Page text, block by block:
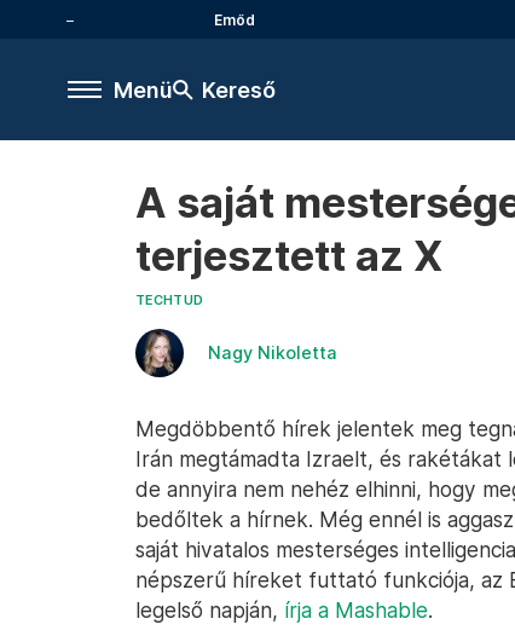
Emőd
Menü Kereső
A saját
terjesztett az X
TECHTUD
Nagy Nikoletta
Megdöbbentő hírek jelentek meg
Irán megtámadta Izraelt, és
de annyira nem nehéz elhinni, hogy
bedőltek a hírnek. Még ennél is
saját hivatalos mesterséges
népszerű híreket futtató funkciója, az
legelső napján, írja a Mashable.